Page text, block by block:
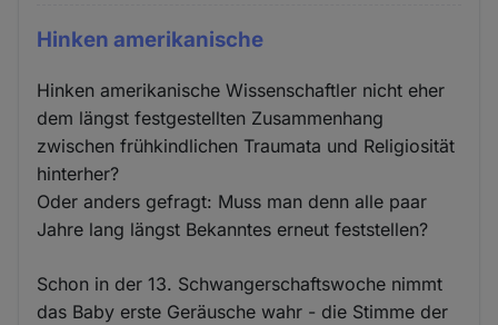
Hinken amerikanische
Hinken amerikanische Wissenschaftler nicht eher
dem längst festgestellten Zusammenhang
zwischen frühkindlichen Traumata und Religiosität
hinterher?
Oder anders gefragt: Muss man denn alle paar
Jahre lang längst Bekanntes erneut feststellen?
Schon in der 13. Schwangerschaftswoche nimmt
das Baby erste Geräusche wahr - die Stimme der